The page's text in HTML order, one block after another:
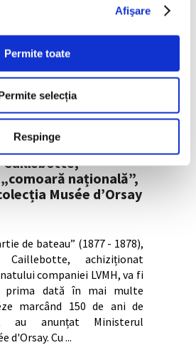
Afişare
Permite toate
selecția
Respinge
Partie de bateau” al
Caillebotte,
națională”,
Musée d’Orsay
de bateau” (1877 - 1878),
achiziționat
companiei LVMH, va fi
prima dată în mai multe
marcând 150 de ani de
au anunțat Ministerul
d'Orsay. Cu